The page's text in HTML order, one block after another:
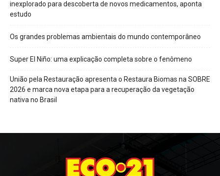
inexplorado para descoberta de novos medicamentos, aponta
estudo
Os grandes problemas ambientais do mundo contemporâneo
Super El Niño: uma explicação completa sobre o fenômeno
União pela Restauração apresenta o Restaura Biomas na SOBRE
2026 e marca nova etapa para a recuperação da vegetação
nativa no Brasil